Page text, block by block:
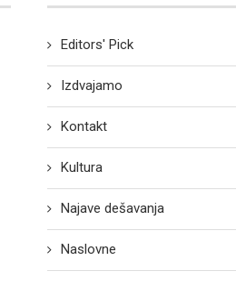
Editors' Pick
Izdvajamo
Kontakt
Kultura
Najave dešavanja
Naslovne